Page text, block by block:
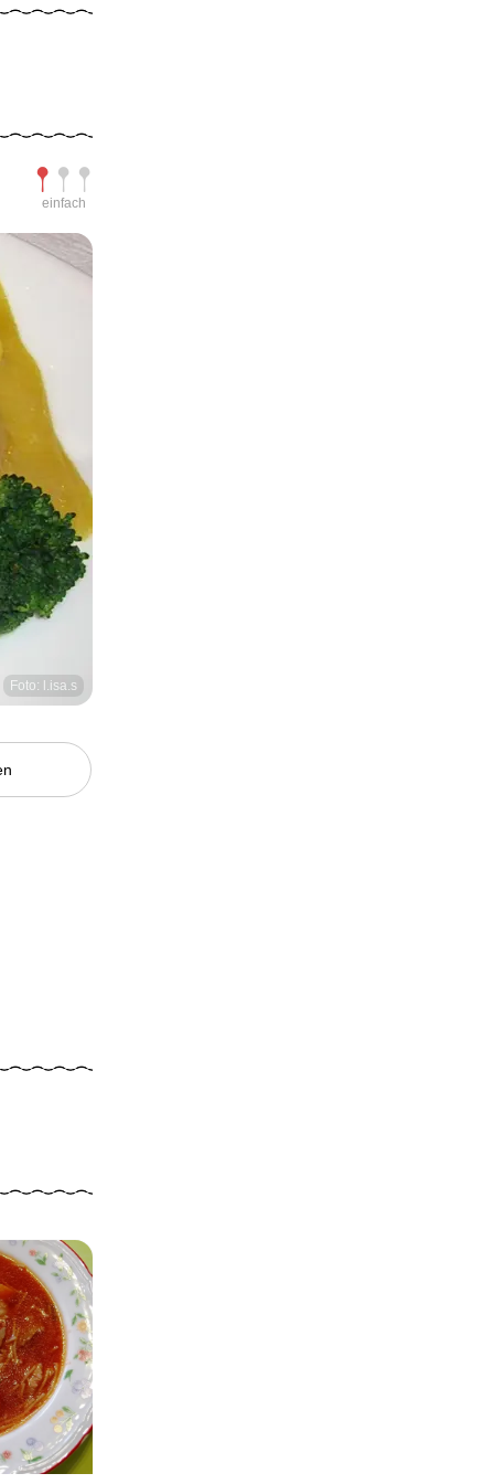
Schwierigkeit
einfach
Foto: l.isa.s